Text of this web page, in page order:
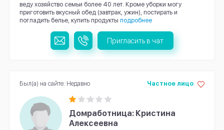
веду хозяйство семьи более 40 лет. Кроме уборки могу
приготовить вкусный обед (завтрак, ужин), постирать и
погладить белье, купить продукты подробнее
Пригласить в чат
Домработница: Кристина
Алексеевна
Частное лицо
Был(а) на сайте: Недавно